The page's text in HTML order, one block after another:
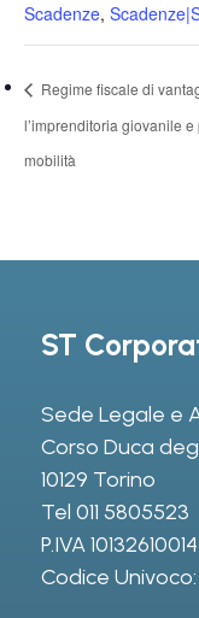
Scadenze,
Regime fiscale di
l’imprenditoria giovanile
mobilità
ST
Sede Legale e
Corso Duca
10129 Torino
Tel 011 5805523
P.IVA 10132610014
Codice Univoco: